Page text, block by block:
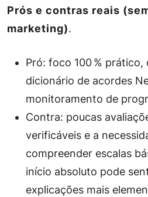
Prós e contras reais
marketing).
Pró: foco 100 %
dicionário de acordes
monitoramento de
Contra: poucas
verificáveis e a
compreender escalas
início absoluto pode
explicações mais